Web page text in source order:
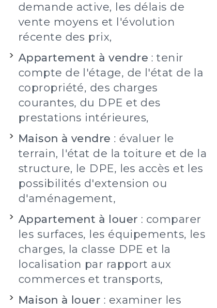
demande active, les délais de
vente moyens et l'évolution
récente des prix,
Appartement à vendre : tenir
compte de l'étage, de l'état de la
copropriété, des charges
courantes, du DPE et des
prestations intérieures,
Maison à vendre : évaluer le
terrain, l'état de la toiture et de la
structure, le DPE, les accès et les
possibilités d'extension ou
d'aménagement,
Appartement à louer : comparer
les surfaces, les équipements, les
charges, la classe DPE et la
localisation par rapport aux
commerces et transports,
Maison à louer : examiner les